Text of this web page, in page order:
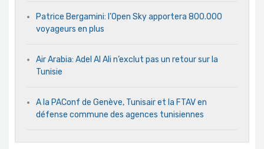
Patrice Bergamini: l’Open Sky apportera 800.000
voyageurs en plus
Air Arabia: Adel Al Ali n’exclut pas un retour sur la
Tunisie
A la PAConf de Genève, Tunisair et la FTAV en
défense commune des agences tunisiennes